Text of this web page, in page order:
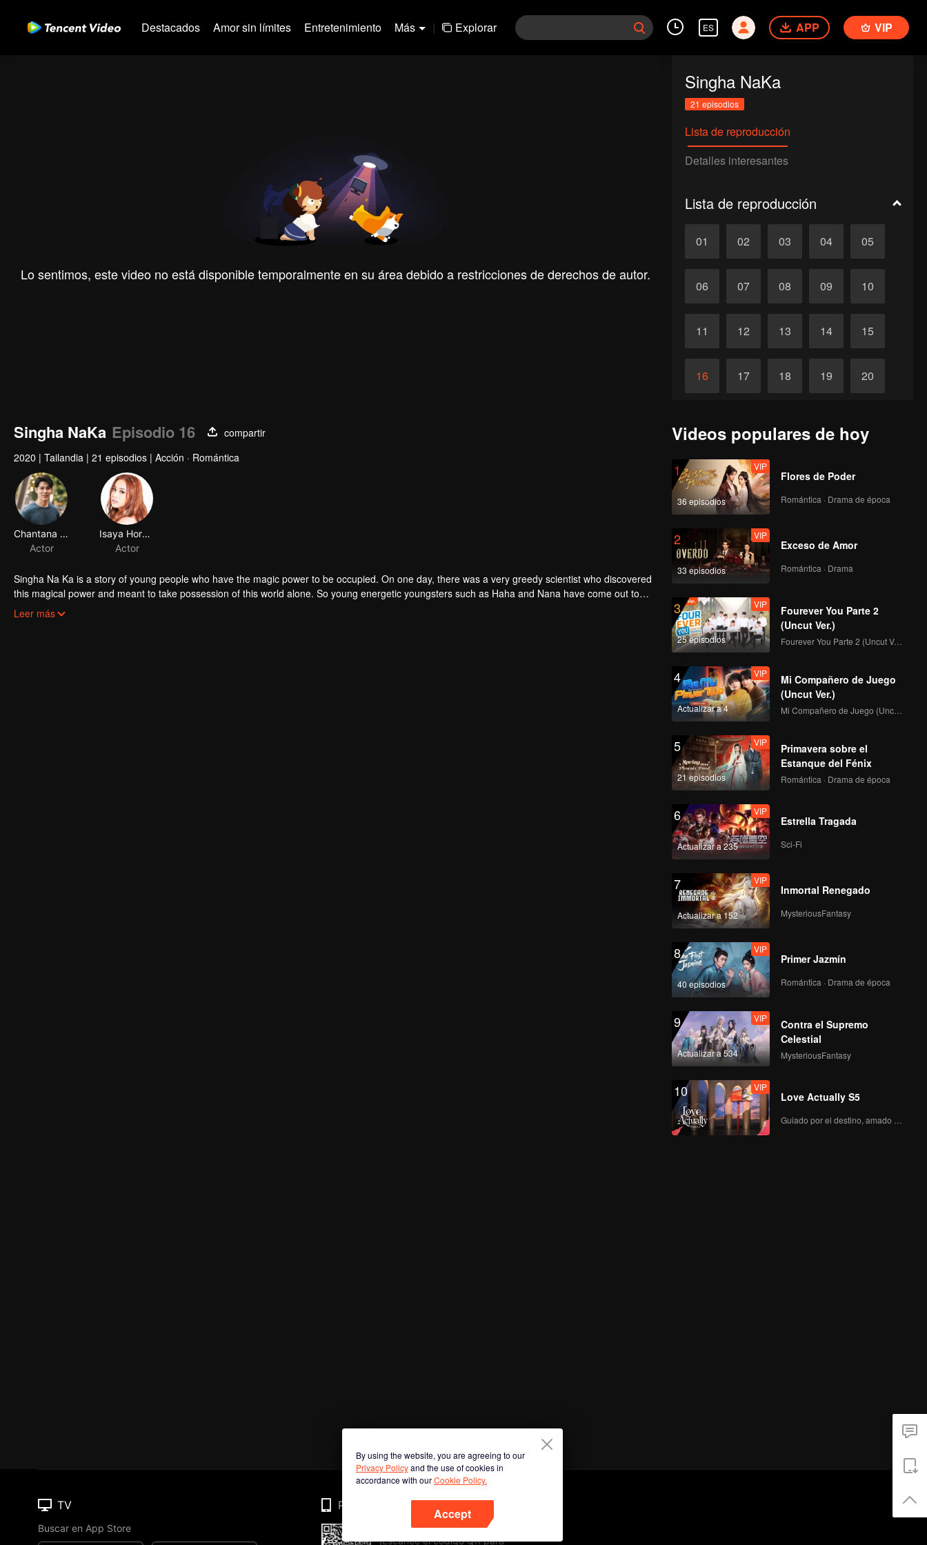
Destacados Amor sin límites Entretenimiento Más | Explorar ES APP VIP
Lo sentimos, este video no está disponible temporalmente en su área debido a restricciones de derechos de autor.
Singha NaKa
21 episodios
Lista de reproducción
Detalles interesantes
Lista de reproducción
01 02 03 04 05
06 07 08 09 10
11 12 13 14 15
16 17 18 19 20
Singha NaKa Episodio 16
compartir
2020 | Tailandia | 21 episodios | Acción · Romántica
Chantana Kritkanjanapan
Actor
Isaya Horsuwan
Actor
Singha Na Ka is a story of young people who have the magic power to be occupied. On one day, there was a very greedy scientist who discovered
this magical power and meant to take possession of this world alone. So young energetic youngsters such as Haha and Nana have come out to
stop this scientist. And to save the world not to fall into the hands of the villains. The mission is to stumble upon the love story. Make sure to make
Leer más
Videos populares de hoy
1
36 episodios
VIP
Flores de Poder
Romántica · Drama de época
2
33 episodios
VIP
Exceso de Amor
Romántica · Drama
3
25 episodios
VIP
Fourever You Parte 2
(Uncut Ver.)
Fourever You Parte 2 (Uncut Ver.)
4
Actualizar a 4
VIP
Mi Compañero de Juego
(Uncut Ver.)
Mi Compañero de Juego (Uncut Ver.)
5
21 episodios
VIP
Primavera sobre el
Estanque del Fénix
Romántica · Drama de época
6
Actualizar a 235
VIP
Estrella Tragada
Sci-Fi
7
Actualizar a 152
VIP
Inmortal Renegado
MysteriousFantasy
8
40 episodios
VIP
Primer Jazmín
Romántica · Drama de época
9
Actualizar a 534
VIP
Contra el Supremo
Celestial
MysteriousFantasy
10 VIP
Love Actually S5
By using the website, you are agreeing to our
Privacy Policyand the use of cookies in
accordance with ourCookie Policy.
Accept
TV
Buscar en App Store
Phone
¡Escanee el código QR para